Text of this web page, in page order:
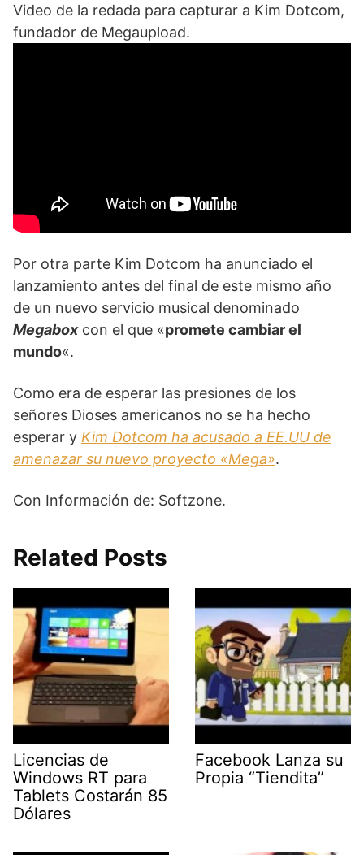
Video de la redada para capturar a Kim Dotcom,
fundador de Megaupload.
Por otra parte Kim Dotcom ha anunciado el
lanzamiento antes del final de este mismo año
de un nuevo servicio musical denominado
Megaboxcon el que «promete cambiar el
mundo«.
Como era de esperar las presiones de los
señores Dioses americanos no se ha hecho
esperar y Kim Dotcom ha acusado a EE.UU de
amenazar su nuevo proyecto «Mega».
Con Información de: Softzone.
Related Posts
Licencias de
Windows RT para
Tablets Costarán 85
Dólares
Facebook Lanza su
Propia “Tiendita”